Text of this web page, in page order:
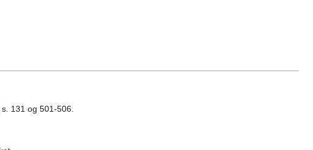
, s. 131 og 501-506.